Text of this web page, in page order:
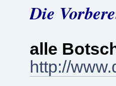
Die
alle
http://